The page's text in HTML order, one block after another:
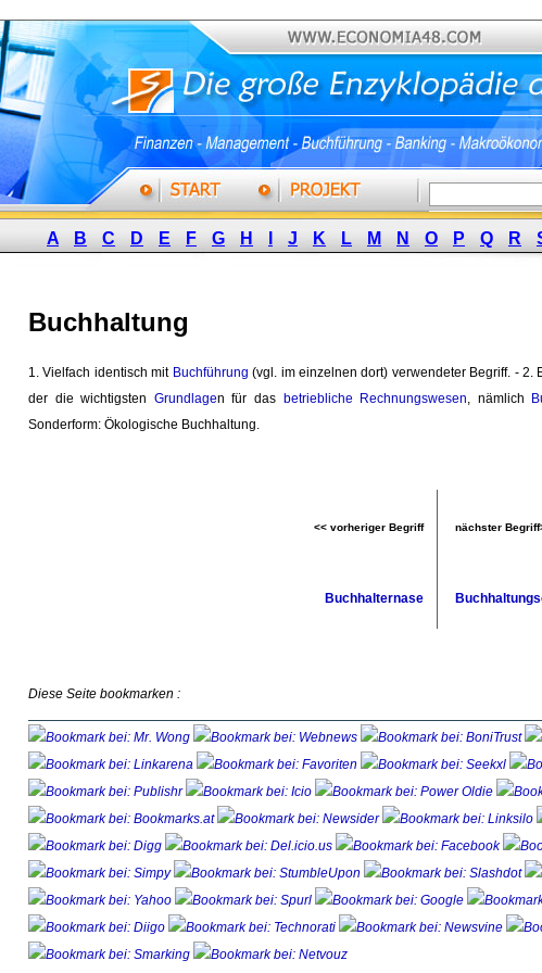
A B C D E F G H J K L M N O P Q R
Buchhaltung
1. Vielfach identisch mit Buchführung (vgl. im einzelnen dort) verwendeter Begriff. - 2.
der die wichtigsten Grundlagen für das betriebliche Rechnungswesen, nämlich
Sonderform: Ökologische Buchhaltung.
<< vorheriger Begriff nächster
Buchhalternase
Diese Seite bookmarken :